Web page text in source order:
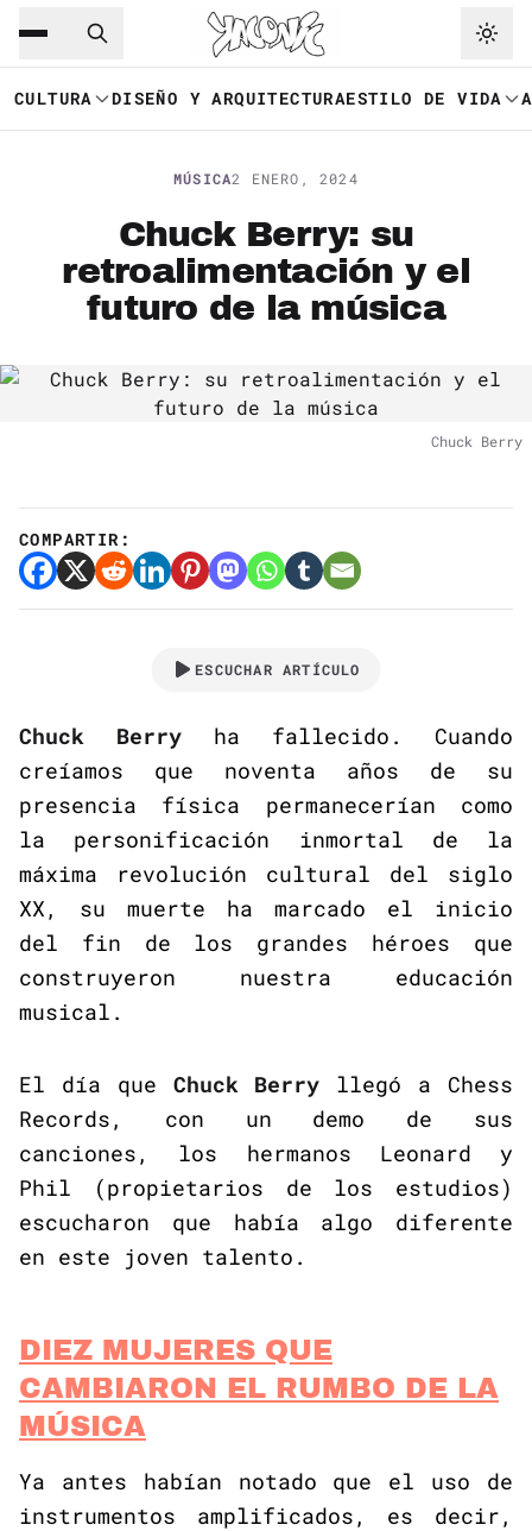
Saltar al contenido principal
CULTURA DISEÑO Y ARQUITECTURAESTILO DE VIDA
MÚSICA2 ENERO, 2024
Chuck Berry: su
retroalimentación y el
futuro de la música
Chuck Berry
COMPARTIR:
ESCUCHAR ARTÍCULO
Chuck Berry ha fallecido. Cuando
creíamos que noventa años de su
presencia física permanecerían como
la personificación inmortal de la
máxima revolución cultural del siglo
XX, su muerte ha marcado el inicio
del fin de los grandes héroes que
construyeron nuestra educación
musical.
El día que Chuck Berry llegó a Chess
Records, con un demo de sus
canciones, los hermanos Leonard y
Phil (propietarios de los estudios)
escucharon que había algo diferente
en este joven talento.
DIEZ MUJERES QUE
CAMBIARON EL RUMBO DE LA
MÚSICA
Ya antes habían notado que el uso de
instrumentos amplificados, es decir,